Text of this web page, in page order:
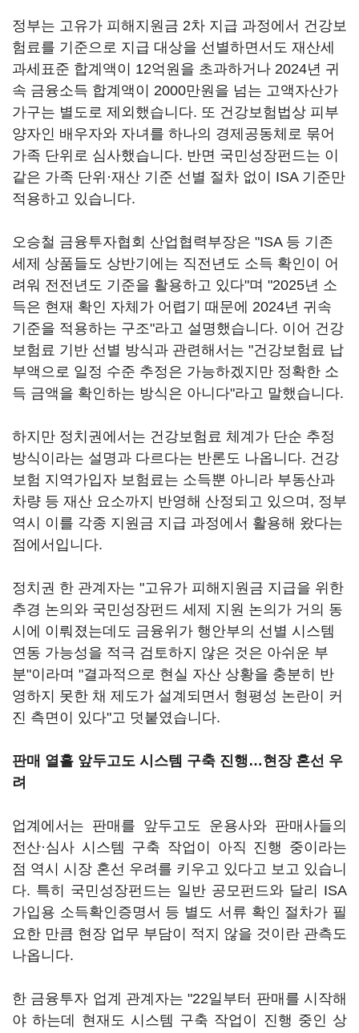
정부는 고유가 피해지원금 2차 지급 과정에서 건강보
험료를 기준으로 지급 대상을 선별하면서도 재산세
과세표준 합계액이 12억원을 초과하거나 2024년 귀
속 금융소득 합계액이 2000만원을 넘는 고액자산가
가구는 별도로 제외했습니다. 또 건강보험법상 피부
양자인 배우자와 자녀를 하나의 경제공동체로 묶어
가족 단위로 심사했습니다. 반면 국민성장펀드는 이
같은 가족 단위·재산 기준 선별 절차 없이 ISA 기준만
적용하고 있습니다.
오승철 금융투자협회 산업협력부장은 "ISA 등 기존
세제 상품들도 상반기에는 직전년도 소득 확인이 어
려워 전전년도 기준을 활용하고 있다"며 "2025년 소
득은 현재 확인 자체가 어렵기 때문에 2024년 귀속
기준을 적용하는 구조"라고 설명했습니다. 이어 건강
보험료 기반 선별 방식과 관련해서는 "건강보험료 납
부액으로 일정 수준 추정은 가능하겠지만 정확한 소
득 금액을 확인하는 방식은 아니다"라고 말했습니다.
하지만 정치권에서는 건강보험료 체계가 단순 추정
방식이라는 설명과 다르다는 반론도 나옵니다. 건강
보험 지역가입자 보험료는 소득뿐 아니라 부동산과
차량 등 재산 요소까지 반영해 산정되고 있으며, 정부
역시 이를 각종 지원금 지급 과정에서 활용해 왔다는
점에서입니다.
정치권 한 관계자는 "고유가 피해지원금 지급을 위한
추경 논의와 국민성장펀드 세제 지원 논의가 거의 동
시에 이뤄졌는데도 금융위가 행안부의 선별 시스템
연동 가능성을 적극 검토하지 않은 것은 아쉬운 부
분"이라며 "결과적으로 현실 자산 상황을 충분히 반
영하지 못한 채 제도가 설계되면서 형평성 논란이 커
진 측면이 있다"고 덧붙였습니다.
판매 열흘 앞두고도 시스템 구축 진행…현장 혼선 우
려
업계에서는 판매를 앞두고도 운용사와 판매사들의
전산·심사 시스템 구축 작업이 아직 진행 중이라는
점 역시 시장 혼선 우려를 키우고 있다고 보고 있습니
다. 특히 국민성장펀드는 일반 공모펀드와 달리 ISA
가입용 소득확인증명서 등 별도 서류 확인 절차가 필
요한 만큼 현장 업무 부담이 적지 않을 것이란 관측도
나옵니다.
한 금융투자 업계 관계자는 "22일부터 판매를 시작해
야 하는데 현재도 시스템 구축 작업이 진행 중인 상